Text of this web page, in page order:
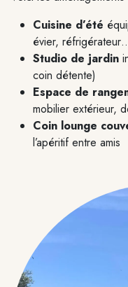
Cuisine d’été
évier,
Studio de jardin
coin détente)
Espace de
mobilier extérieur,
Coin lounge
l’apéritif entre amis